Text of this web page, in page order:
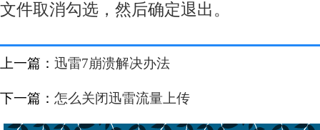
文件取消勾选，然后确定退出。
上一篇： 迅雷7崩溃解决办法
下一篇： 怎么关闭迅雷流量上传